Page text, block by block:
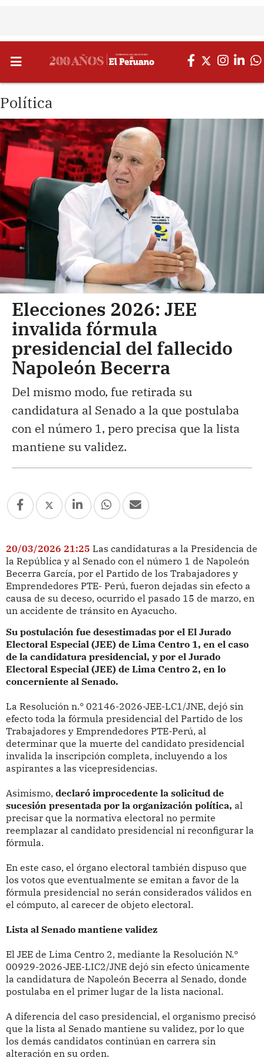
Política
Elecciones 2026: JEE
invalida fórmula
presidencial del fallecido
Napoleón Becerra
Del mismo modo, fue retirada su
candidatura al Senado a la que postulaba
con el número 1, pero precisa que la lista
mantiene su validez.
20/03/2026 21:25 Las candidaturas a la Presidencia de
la República y al Senado con el número 1 de Napoleón
Becerra García, por el Partido de los Trabajadores y
Emprendedores PTE- Perú, fueron dejadas sin efecto a
causa de su deceso, ocurrido el pasado 15 de marzo, en
un accidente de tránsito en Ayacucho.
Su postulación fue desestimadas por el El Jurado
Electoral Especial (JEE) de Lima Centro 1, en el caso
de la candidatura presidencial, y por el Jurado
Electoral Especial (JEE) de Lima Centro 2, en lo
concerniente al Senado.
La Resolución n.° 02146-2026-JEE-LC1/JNE, dejó sin
efecto toda la fórmula presidencial del Partido de los
Trabajadores y Emprendedores PTE-Perú, al
determinar que la muerte del candidato presidencial
invalida la inscripción completa, incluyendo a los
aspirantes a las vicepresidencias.
Asimismo, declaró improcedente la solicitud de
sucesión presentada por la organización política, al
precisar que la normativa electoral no permite
reemplazar al candidato presidencial ni reconfigurar la
fórmula.
En este caso, el órgano electoral también dispuso que
los votos que eventualmente se emitan a favor de la
fórmula presidencial no serán considerados válidos en
el cómputo, al carecer de objeto electoral.
Lista al Senado mantiene validez
El JEE de Lima Centro 2, mediante la Resolución N.°
00929-2026-JEE-LIC2/JNE dejó sin efecto únicamente
la candidatura de Napoleón Becerra al Senado, donde
postulaba en el primer lugar de la lista nacional.
A diferencia del caso presidencial, el organismo precisó
que la lista al Senado mantiene su validez, por lo que
los demás candidatos continúan en carrera sin
alteración en su orden.